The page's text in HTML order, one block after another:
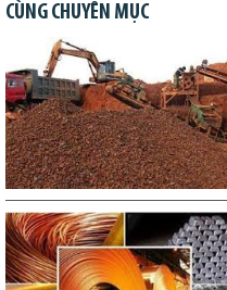
CÙNG CHUYÊN MỤC